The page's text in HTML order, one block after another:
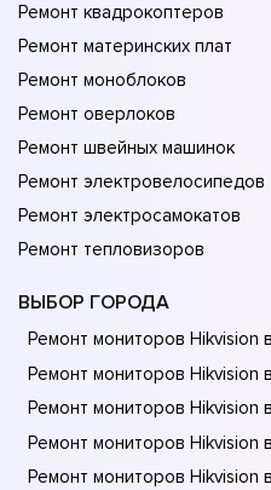
Ремонт квадрокоптеров
Ремонт материнских плат
Ремонт моноблоков
Ремонт оверлоков
Ремонт швейных машинок
Ремонт электровелосипедов
Ремонт электросамокатов
Ремонт тепловизоров
ВЫБОР ГОРОДА
Ремонт мониторов Hikvision
Ремонт мониторов Hikvision
Ремонт мониторов
Ремонт мониторов Hikvision
Ремонт мониторов Hikvision